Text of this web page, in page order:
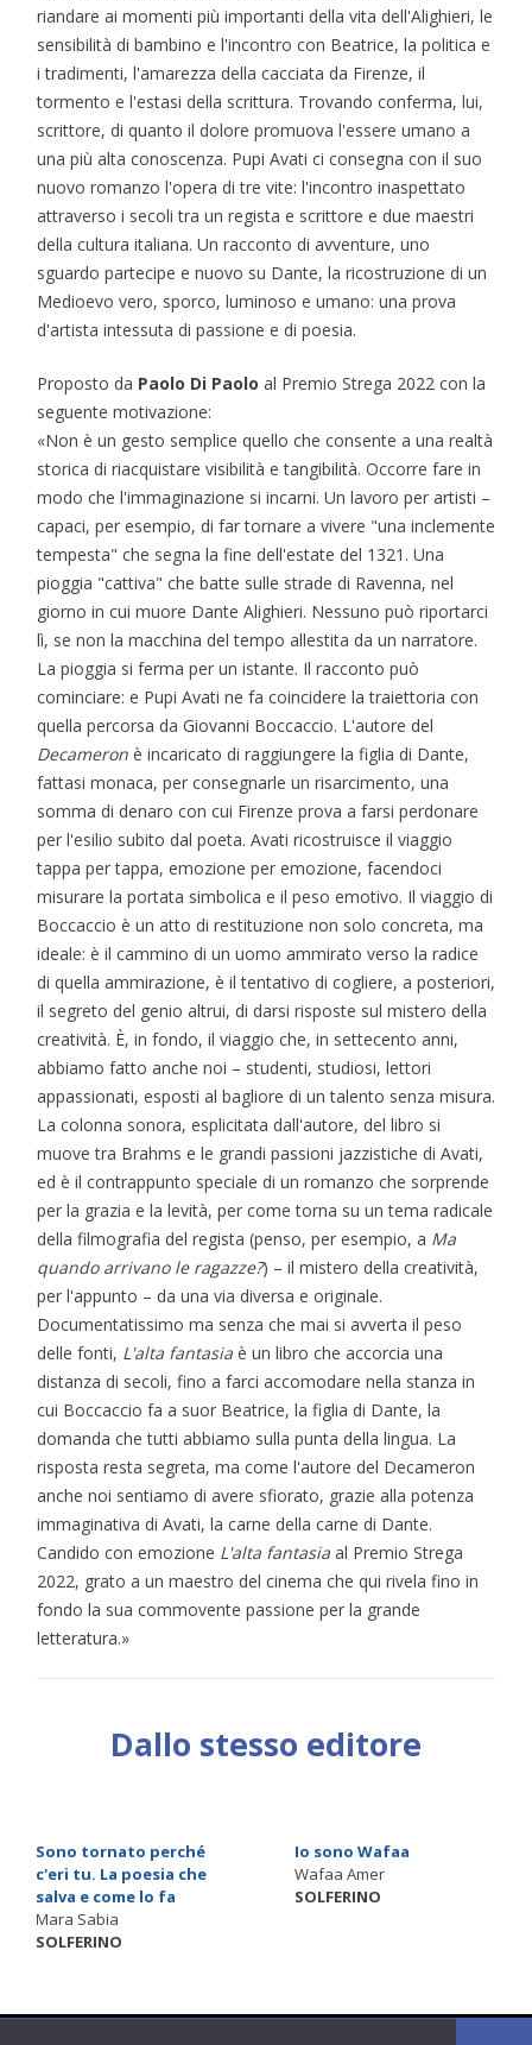
riandare ai momenti più importanti della vita dell'Alighieri, le
sensibilità di bambino e l'incontro con Beatrice, la politica e
i tradimenti, l'amarezza della cacciata da Firenze, il
tormento e l'estasi della scrittura. Trovando conferma, lui,
scrittore, di quanto il dolore promuova l'essere umano a
una più alta conoscenza. Pupi Avati ci consegna con il suo
nuovo romanzo l'opera di tre vite: l'incontro inaspettato
attraverso i secoli tra un regista e scrittore e due maestri
della cultura italiana. Un racconto di avventure, uno
sguardo partecipe e nuovo su Dante, la ricostruzione di un
Medioevo vero, sporco, luminoso e umano: una prova
d'artista intessuta di passione e di poesia.
Proposto da Paolo Di Paolo al Premio Strega 2022 con la
seguente motivazione:
«Non è un gesto semplice quello che consente a una realtà
storica di riacquistare visibilità e tangibilità. Occorre fare in
modo che l'immaginazione si incarni. Un lavoro per artisti –
capaci, per esempio, di far tornare a vivere "una inclemente
tempesta" che segna la fine dell'estate del 1321. Una
pioggia "cattiva" che batte sulle strade di Ravenna, nel
giorno in cui muore Dante Alighieri. Nessuno può riportarci
lì, se non la macchina del tempo allestita da un narratore.
La pioggia si ferma per un istante. Il racconto può
cominciare: e Pupi Avati ne fa coincidere la traiettoria con
quella percorsa da Giovanni Boccaccio. L'autore del
Decameron è incaricato di raggiungere la figlia di Dante,
fattasi monaca, per consegnarle un risarcimento, una
somma di denaro con cui Firenze prova a farsi perdonare
per l'esilio subito dal poeta. Avati ricostruisce il viaggio
tappa per tappa, emozione per emozione, facendoci
misurare la portata simbolica e il peso emotivo. Il viaggio di
Boccaccio è un atto di restituzione non solo concreta, ma
ideale: è il cammino di un uomo ammirato verso la radice
di quella ammirazione, è il tentativo di cogliere, a posteriori,
il segreto del genio altrui, di darsi risposte sul mistero della
creatività. È, in fondo, il viaggio che, in settecento anni,
abbiamo fatto anche noi – studenti, studiosi, lettori
appassionati, esposti al bagliore di un talento senza misura.
La colonna sonora, esplicitata dall'autore, del libro si
muove tra Brahms e le grandi passioni jazzistiche di Avati,
ed è il contrappunto speciale di un romanzo che sorprende
per la grazia e la levità, per come torna su un tema radicale
della filmografia del regista (penso, per esempio, a Ma
quando arrivano le ragazze?) – il mistero della creatività,
per l'appunto – da una via diversa e originale.
Documentatissimo ma senza che mai si avverta il peso
delle fonti, L'alta fantasia è un libro che accorcia una
distanza di secoli, fino a farci accomodare nella stanza in
cui Boccaccio fa a suor Beatrice, la figlia di Dante, la
domanda che tutti abbiamo sulla punta della lingua. La
risposta resta segreta, ma come l'autore del Decameron
anche noi sentiamo di avere sfiorato, grazie alla potenza
immaginativa di Avati, la carne della carne di Dante.
Candido con emozione L'alta fantasia al Premio Strega
2022, grato a un maestro del cinema che qui rivela fino in
fondo la sua commovente passione per la grande
letteratura.»
Dallo stesso editore
Sono tornato perché
c'eri tu. La poesia che
salva e come lo fa
Mara Sabia
SOLFERINO
Io sono Wafaa
Wafaa Amer
SOLFERINO